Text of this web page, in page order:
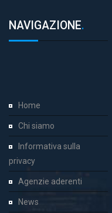
NAVIGAZIONE.
Home
Chi siamo
Informativa sulla
privacy
Agenzie aderenti
News